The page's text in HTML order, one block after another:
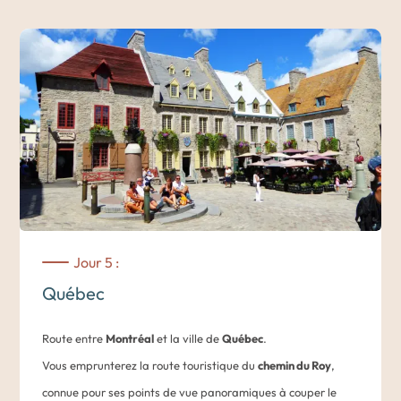
Royal, Quartier des spectacles, Vieux-Montréal.
nature. Différents itinéraires s’offrent alors à vous et vous
permettent de découvrir plusieurs écosystèmes entre les
cinq lacs du parc et sa forêt à la végétation exceptionnelle.
Durant votre balade, levez la tête. Différents rapaces se
partagent le ciel. Parmi euxl’autour des palombes,la buse à
queue rousseou encore la coloréecrécerelle d’Amérique. A
la tombée du jour, c’est au tour des rapaces nocturnes de
faire leur entrée. EntreDucs Maculés ,Grands-Ducs
donner de la tête !
Jour 5 :
Québec
Route entre Montréalet la ville deQuébec.
Vous emprunterez la route touristique duchemin du Roy,
connue pour ses points de vue panoramiques à couper le